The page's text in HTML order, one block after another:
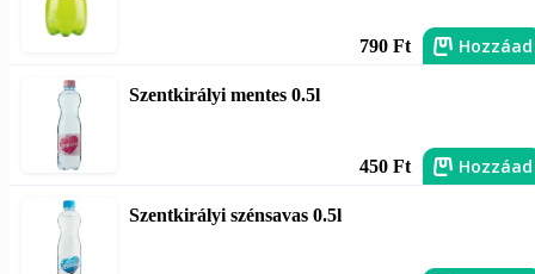
790 Ft Hozzáad
Szentkirályi mentes 0.5l
450 Ft Hozzáad
Szentkirályi szénsavas 0.5l